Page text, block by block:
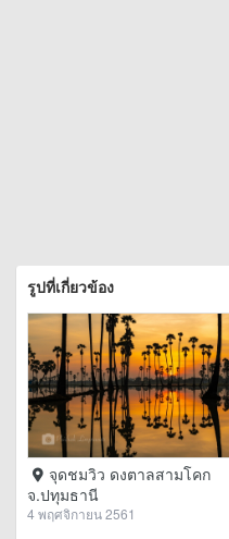
รูปที่เกี่ยวข้อง
จุดชมวิว ดงตาลสามโคก
จ.ปทุมธานี
4 พฤศจิกายน 2561